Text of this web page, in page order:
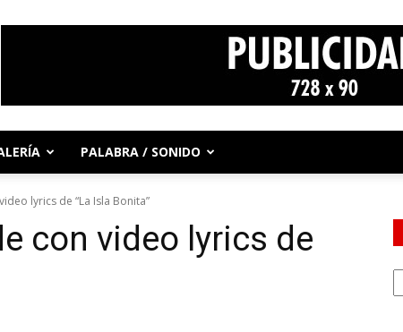
PALABRA / SONIDO
lyrics de “La Isla Bonita”
con video lyrics de